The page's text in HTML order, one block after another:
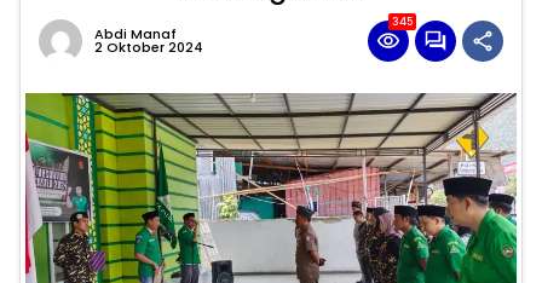
Abdi Manaf
2 Oktober 2024
345